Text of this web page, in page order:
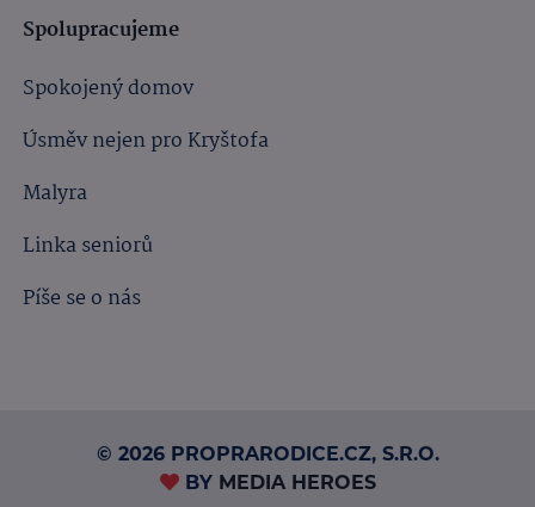
Spolupracujeme
Spokojený domov
Úsměv nejen pro Kryštofa
Malyra
Linka seniorů
Píše se o nás
© 2026 PROPRARODICE.CZ, S.R.O.
BY MEDIA HEROES